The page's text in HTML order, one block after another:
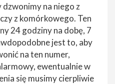
dzwonimy na niego z
z komórkowego. Ten
24 godziny na dobę, 7
jest to, aby
na ten numer,
ewentualnie w
się musimy cierpliwie